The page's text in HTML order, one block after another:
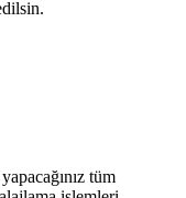
tüm